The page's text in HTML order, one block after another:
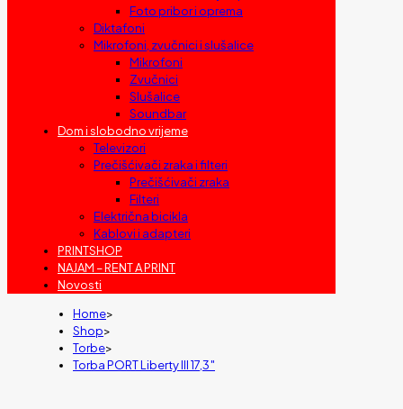
Foto pribor i oprema
Diktafoni
Mikrofoni, zvučnici i slušalice
Mikrofoni
Zvučnici
Slušalice
Soundbar
Dom i slobodno vrijeme
Televizori
Prečišćivači zraka i filteri
Prečišćivači zraka
Filteri
Električna bicikla
Kablovi i adapteri
PRINTSHOP
NAJAM – RENT A PRINT
Novosti
Home>
Shop>
Torbe>
Torba PORT Liberty III 17,3″